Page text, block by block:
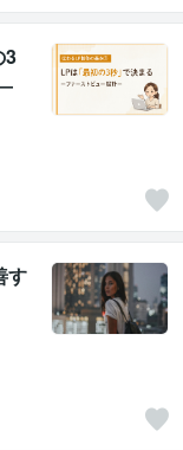
3
す